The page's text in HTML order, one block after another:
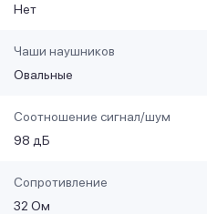
Нет
Чаши наушников
Овальные
Соотношение сигнал/шум
98 дБ
Сопротивление
32 Ом